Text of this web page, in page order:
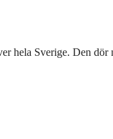
hela Sverige. Den dör